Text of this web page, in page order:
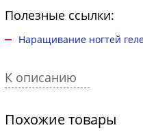
Полезные ссылки:
Наращивание ногтей
К описанию
Похожие товары